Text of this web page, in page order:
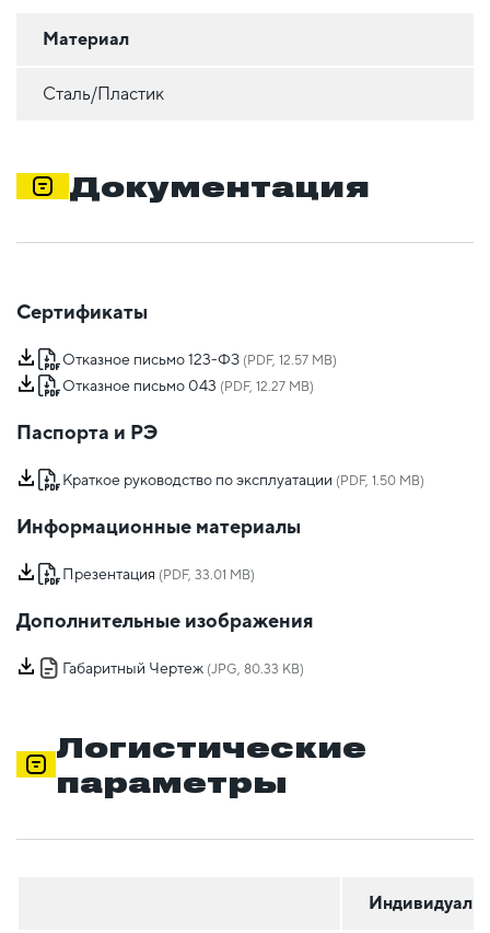
Материал
Сталь/Пластик
Документация
Сертификаты
Отказное письмо 123-ФЗ (PDF, 12.57 MB)
Отказное письмо 043 (PDF, 12.27 MB)
Паспорта и РЭ
Краткое руководство по эксплуатации (PDF, 1.50 MB)
Информационные материалы
Презентация (PDF, 33.01 MB)
Дополнительные изображения
Габаритный Чертеж (JPG, 80.33 KB)
Логистические
параметры